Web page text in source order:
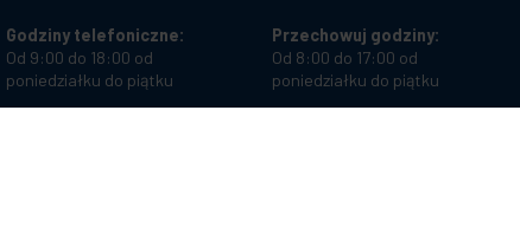
Godziny telefoniczne:
Od 9:00 do 18:00 od
poniedziałku do piątku
Przechowuj godziny:
Od 8:00 do 17:00 od
poniedziałku do piątku